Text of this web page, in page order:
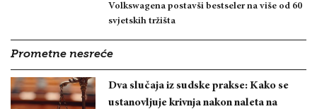
Volkswagena postavši bestseler na više od 60
svjetskih tržišta
Prometne nesreće
Dva slučaja iz sudske prakse: Kako se
ustanovljuje krivnja nakon naleta na